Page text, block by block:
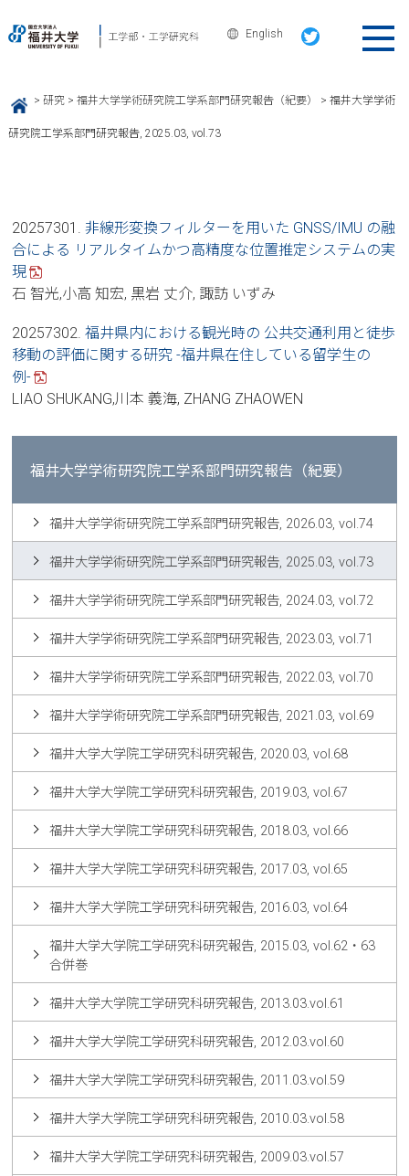
English
HOME > 研究> 福井大学学術研究院工学系部門研究報告（紀要） > 福井大学学術
研究院工学系部門研究報告, 2025.03, vol.73
20257301.非線形変換フィルターを用いた GNSS/IMU の融
合による リアルタイムかつ高精度な位置推定システムの実
現
石 智光,小高 知宏, 黒岩 丈介, 諏訪 いずみ
20257302.福井県内における観光時の 公共交通利用と徒歩
移動の評価に関する研究 -福井県在住している留学生の
例-
LIAO SHUKANG,川本 義海, ZHANG ZHAOWEN
福井大学学術研究院工学系部門研究報告（紀要）
福井大学学術研究院工学系部門研究報告, 2026.03, vol.74
福井大学学術研究院工学系部門研究報告, 2025.03, vol.73
福井大学学術研究院工学系部門研究報告, 2024.03, vol.72
福井大学学術研究院工学系部門研究報告, 2023.03, vol.71
福井大学学術研究院工学系部門研究報告, 2022.03, vol.70
福井大学学術研究院工学系部門研究報告, 2021.03, vol.69
福井大学大学院工学研究科研究報告, 2020.03, vol.68
福井大学大学院工学研究科研究報告, 2019.03, vol.67
福井大学大学院工学研究科研究報告, 2018.03, vol.66
福井大学大学院工学研究科研究報告, 2017.03, vol.65
福井大学大学院工学研究科研究報告, 2016.03, vol.64
福井大学大学院工学研究科研究報告, 2015.03, vol.62・63
合併巻
福井大学大学院工学研究科研究報告, 2013.03.vol.61
福井大学大学院工学研究科研究報告, 2012.03.vol.60
福井大学大学院工学研究科研究報告, 2011.03.vol.59
福井大学大学院工学研究科研究報告, 2010.03.vol.58
福井大学大学院工学研究科研究報告, 2009.03.vol.57